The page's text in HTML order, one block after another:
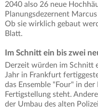
2040 also 26 neue
Planungsdezernent
Ob sie wirklich gebaut
Blatt.
Im Schnitt ein bis zwei
Derzeit würden im Schnitt
Jahr in Frankfurt
das Ensemble "Four" in
Fertigstellung steht.
der Umbau des alten